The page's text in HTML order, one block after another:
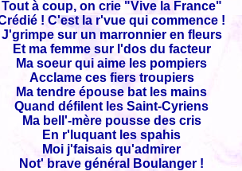
Tout à coup, on crie "Vive la France"
! C'est la r'vue qui commence !
J'grimpe sur un marronnier en fleurs
Et ma femme sur l'dos du facteur
Ma soeur qui aime les pompiers
Acclame ces fiers troupiers
Ma tendre épouse bat les mains
Quand défilent les Saint-Cyriens
Ma bell'-mère pousse des cris
En r'luquant les spahis
Moi j'faisais qu'admirer
Not' brave général Boulanger !